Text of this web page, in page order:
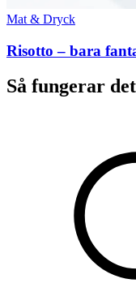
Mat & Dryck
Risotto – bara
Så fungerar det